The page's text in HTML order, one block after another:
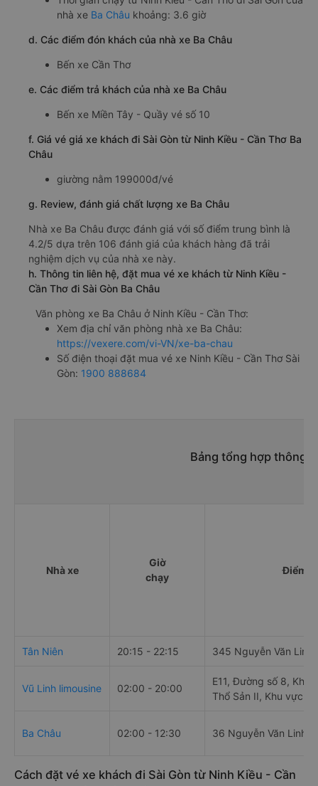
nhà xe Ba Châu khoảng: 3.6 giờ
d. Các điểm đón khách của nhà xe Ba Châu
Bến xe Cần Thơ
e. Các điểm trả khách của nhà xe Ba Châu
Bến xe Miền Tây - Quầy vé số 10
f. Giá vé giá xe khách đi Sài Gòn từ Ninh Kiều - Cần Thơ Ba
Châu
giường nằm 199000đ/vé
g. Review, đánh giá chất lượng xe Ba Châu
Nhà xe Ba Châu được đánh giá với số điểm trung bình là
4.2/5 dựa trên 106 đánh giá của khách hàng đã trải
nghiệm dịch vụ của nhà xe này.
h. Thông tin liên hệ, đặt mua vé xe khách từ Ninh Kiều -
Cần Thơ đi Sài Gòn Ba Châu
Văn phòng xe Ba Châu ở Ninh Kiều - Cần Thơ:
Xem địa chỉ văn phòng nhà xe Ba Châu:
https://vexere.com/vi-VN/xe-ba-chau
Số điện thoại đặt mua vé xe Ninh Kiều - Cần Thơ Sài
Gòn: 1900 888684
Bảng tổng hợp thông
Nhà xe
Giờ
chạy
Điểm đi
Tân Niên 20:15 - 22:15 345 Nguyễn Văn Linh
Vũ Linh limousine 02:00 - 20:00
E11, Đường số 8, Khu
Thổ Sản II, Khu vực
Ba Châu 02:00 - 12:30 36 Nguyễn Văn Linh,
Cách đặt vé xe khách đi Sài Gòn từ Ninh Kiều - Cần